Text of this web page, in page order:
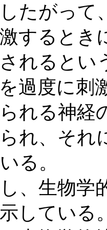
たがって
するとき
れるとい
過度に刺
れる神経
れ、それ
る。
、生物学
している